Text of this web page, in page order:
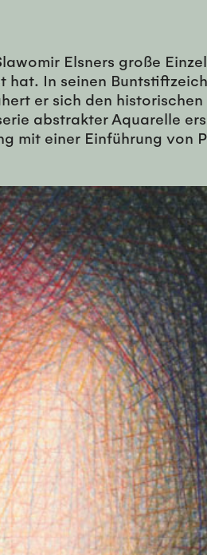
Elsners große
hat. In seinen
er sich den
abstrakter Aquarelle
mit einer Einführung von